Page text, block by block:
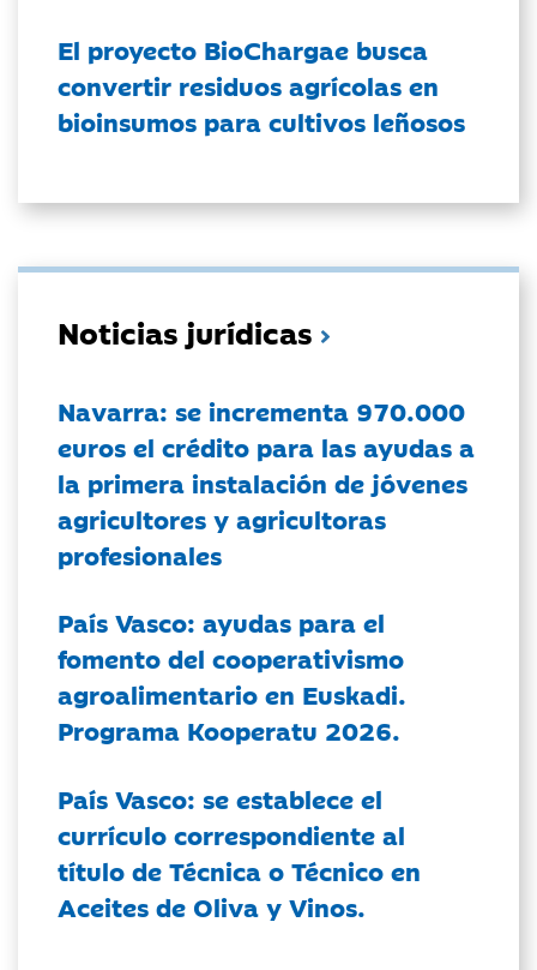
El proyecto BioChargae busca
convertir residuos agrícolas en
bioinsumos para cultivos leñosos
Noticias jurídicas
Navarra: se incrementa 970.000
euros el crédito para las ayudas a
la primera instalación de jóvenes
agricultores y agricultoras
profesionales
País Vasco: ayudas para el
fomento del cooperativismo
agroalimentario en Euskadi.
Programa Kooperatu 2026.
País Vasco: se establece el
currículo correspondiente al
título de Técnica o Técnico en
Aceites de Oliva y Vinos.